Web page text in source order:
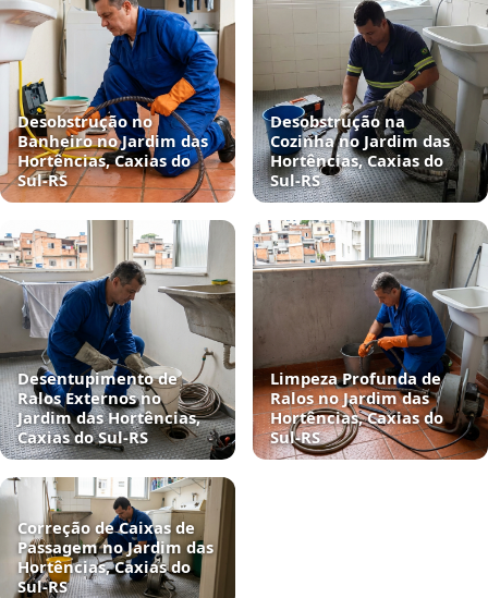
Desobstrução no
Banheiro no Jardim das
Hortências, Caxias do
Sul‑RS
Desobstrução na
Cozinha no Jardim das
Hortências, Caxias do
Sul‑RS
Desentupimento de
Ralos Externos no
Jardim das Hortências,
Caxias do Sul‑RS
Limpeza Profunda de
Ralos no Jardim das
Hortências, Caxias do
Sul‑RS
Correção de Caixas de
Passagem no Jardim das
Hortências, Caxias do
Sul‑RS